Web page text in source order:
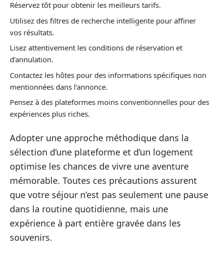
Réservez tôt pour obtenir les meilleurs tarifs.
Utilisez des filtres de recherche intelligente pour affiner
vos résultats.
Lisez attentivement les conditions de réservation et
d’annulation.
Contactez les hôtes pour des informations spécifiques non
mentionnées dans l’annonce.
Pensez à des plateformes moins conventionnelles pour des
expériences plus riches.
Adopter une approche méthodique dans la
sélection d’une plateforme et d’un logement
optimise les chances de vivre une aventure
mémorable. Toutes ces précautions assurent
que votre séjour n’est pas seulement une pause
dans la routine quotidienne, mais une
expérience à part entière gravée dans les
souvenirs.